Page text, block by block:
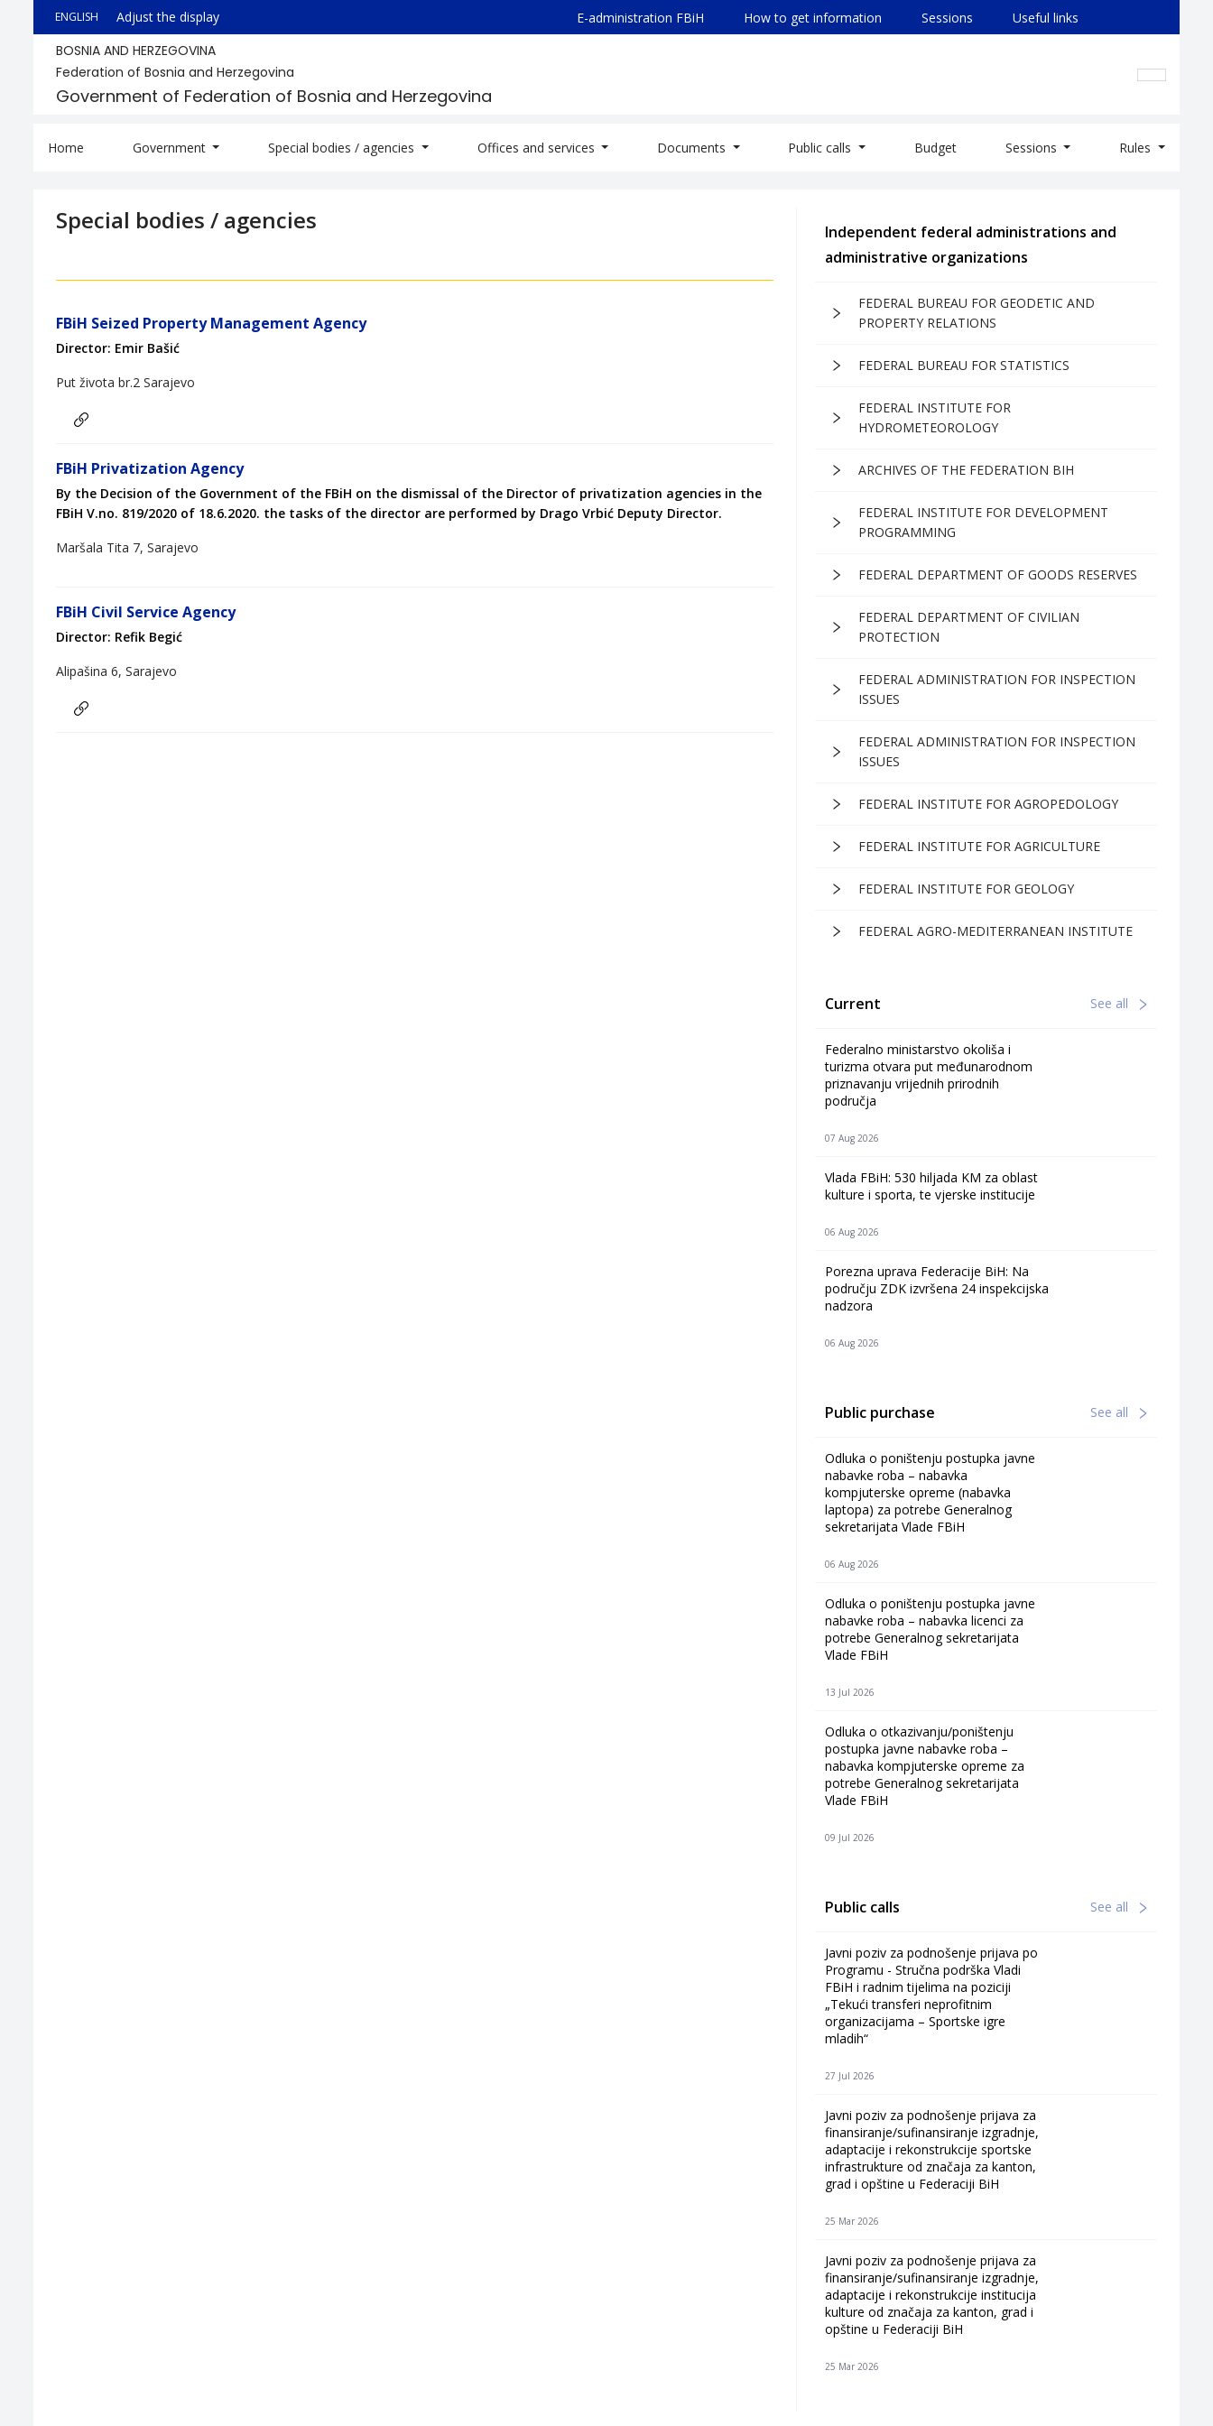
ENGLISH Adjust the display E-administration FBiH How to get information Sessions Useful links
BOSNIA AND HERZEGOVINA
Federation of Bosnia and Herzegovina
Government of Federation of Bosnia and Herzegovina
Home Government Special bodies / agencies Offices and services Documents Public calls Budget Sessions Rules
Special bodies / agencies
FBiH Seized Property Management Agency
Director: Emir Bašić
Put života br.2 Sarajevo
FBiH Privatization Agency
By the Decision of the Government of the FBiH on the dismissal of the Director of privatization agencies in the
FBiH V.no. 819/2020 of 18.6.2020. the tasks of the director are performed by Drago Vrbić Deputy Director.
Maršala Tita 7, Sarajevo
FBiH Civil Service Agency
Director: Refik Begić
Alipašina 6, Sarajevo
Independent federal administrations and
administrative organizations
FEDERAL BUREAU FOR GEODETIC AND
PROPERTY RELATIONS
FEDERAL BUREAU FOR STATISTICS
FEDERAL INSTITUTE FOR
HYDROMETEOROLOGY
ARCHIVES OF THE FEDERATION BIH
FEDERAL INSTITUTE FOR DEVELOPMENT
PROGRAMMING
FEDERAL DEPARTMENT OF GOODS RESERVES
FEDERAL DEPARTMENT OF CIVILIAN
PROTECTION
FEDERAL ADMINISTRATION FOR INSPECTION
ISSUES
FEDERAL ADMINISTRATION FOR INSPECTION
ISSUES
FEDERAL INSTITUTE FOR AGROPEDOLOGY
FEDERAL INSTITUTE FOR AGRICULTURE
FEDERAL INSTITUTE FOR GEOLOGY
FEDERAL AGRO-MEDITERRANEAN INSTITUTE
Current See all
Federalno ministarstvo okoliša i
turizma otvara put međunarodnom
priznavanju vrijednih prirodnih
područja
07 Aug 2026
Vlada FBiH: 530 hiljada KM za oblast
kulture i sporta, te vjerske institucije
06 Aug 2026
Porezna uprava Federacije BiH: Na
području ZDK izvršena 24 inspekcijska
nadzora
06 Aug 2026
Public purchase See all
Odluka o poništenju postupka javne
nabavke roba – nabavka
kompjuterske opreme (nabavka
laptopa) za potrebe Generalnog
sekretarijata Vlade FBiH
06 Aug 2026
Odluka o poništenju postupka javne
nabavke roba – nabavka licenci za
potrebe Generalnog sekretarijata
Vlade FBiH
13 Jul 2026
Odluka o otkazivanju/poništenju
postupka javne nabavke roba –
nabavka kompjuterske opreme za
potrebe Generalnog sekretarijata
Vlade FBiH
09 Jul 2026
Public calls See all
Javni poziv za podnošenje prijava po
Programu - Stručna podrška Vladi
FBiH i radnim tijelima na poziciji
„Tekući transferi neprofitnim
organizacijama – Sportske igre
mladih“
27 Jul 2026
Javni poziv za podnošenje prijava za
finansiranje/sufinansiranje izgradnje,
adaptacije i rekonstrukcije sportske
infrastrukture od značaja za kanton,
grad i opštine u Federaciji BiH
25 Mar 2026
Javni poziv za podnošenje prijava za
finansiranje/sufinansiranje izgradnje,
adaptacije i rekonstrukcije institucija
kulture od značaja za kanton, grad i
opštine u Federaciji BiH
25 Mar 2026